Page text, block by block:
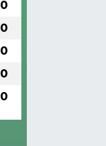
0
0
0
0
0